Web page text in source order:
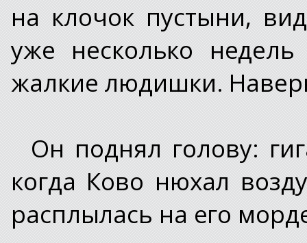
на клочок пустыни,
уже несколько
жалкие людишки.
Он поднял голову:
когда Ково нюхал
расплылась на его